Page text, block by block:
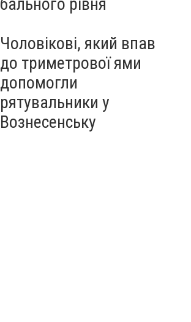
Чоловікові, який впав
до триметрової ями
допомогли
рятувальники у
Вознесенську